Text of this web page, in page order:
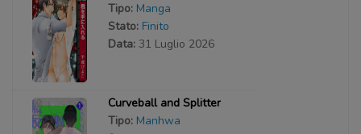
Tipo: Manga
Stato: Finito
Data: 31 Luglio 2026
Curveball and Splitter
Tipo: Manhwa